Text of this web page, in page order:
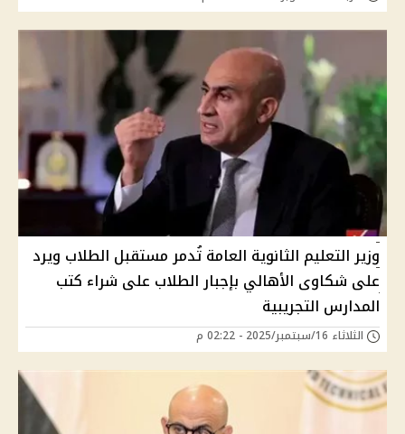
وزير التعليم الثانوية العامة تُدمر مستقبل الطلاب ويرد
على شكاوى الأهالي بإجبار الطلاب على شراء كتب
المدارس التجريبية
الثلاثاء 16/سبتمبر/2025 - 02:22 م